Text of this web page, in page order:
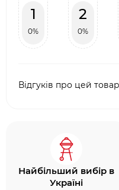
1
0%
2
0%
Відгуків про цей
Найбільший вибір в
Україні